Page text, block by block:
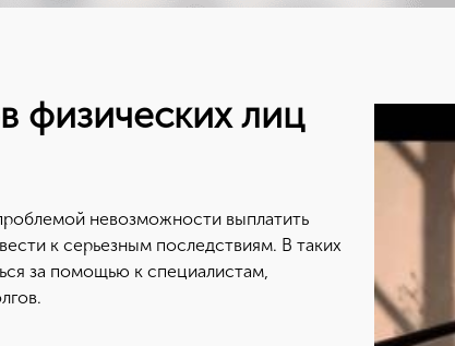
физических лиц
невозможности выплатить
к серьезным последствиям. В таких
за помощью к специалистам,